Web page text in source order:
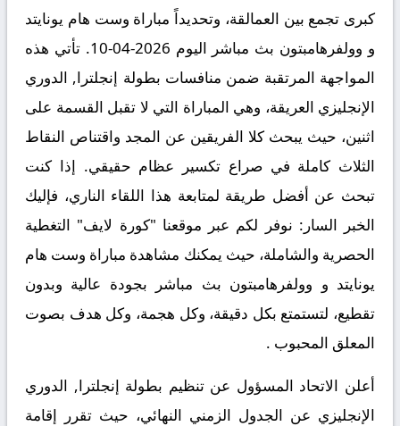
كبرى تجمع بين العمالقة، وتحديداً مباراة وست هام يونايتد
و وولفرهامبتون بث مباشر
اليوم 2026-04-10. تأتي هذه
المواجهة المرتقبة ضمن منافسات بطولة إنجلترا, الدوري
الإنجليزي العريقة، وهي المباراة التي لا تقبل القسمة على
اثنين، حيث يبحث كلا الفريقين عن المجد واقتناص النقاط
الثلاث كاملة في صراع تكسير عظام حقيقي. إذا كنت
تبحث عن أفضل طريقة لمتابعة هذا اللقاء الناري، فإليك
الخبر السار: نوفر لكم عبر موقعنا "كورة لايف" التغطية
الحصرية والشاملة، حيث يمكنك مشاهدة مباراة وست هام
يونايتد و وولفرهامبتون بث مباشر
بجودة عالية وبدون
تقطيع، لتستمتع بكل دقيقة، وكل هجمة، وكل هدف بصوت
المعلق المحبوب .
أعلن الاتحاد المسؤول عن تنظيم بطولة إنجلترا, الدوري
الإنجليزي عن الجدول الزمني النهائي، حيث تقرر إقامة